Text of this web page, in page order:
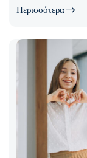
Περισσότερα